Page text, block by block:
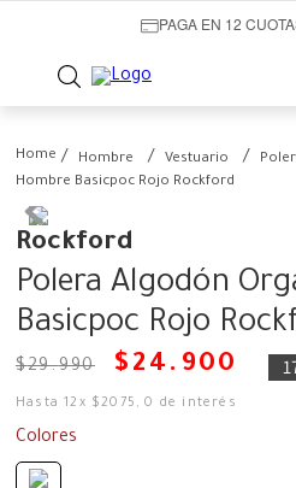
PAGA EN 12
Hombre Vestuario
Hombre Basicpoc Rojo Rockford
Rockford
Polera Algodón
Basicpoc Rojo
$29.990 $ 24 . 900
Hasta12 x $2075 ,0 de interés
Colores